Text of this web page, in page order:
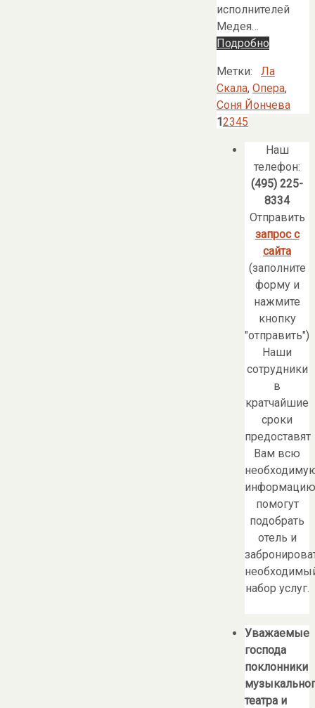
исполнителей
Медея…
Подробно
Метки:
Ла
Скала, Опера,
Соня Йончева
12345
Наш
телефон:
(495) 225-
8334
Отправить
запрос с
сайта
(заполните
форму и
нажмите
кнопку
"отправить")
Наши
сотрудники
в
кратчайшие
сроки
предоставят
Вам всю
помогут
подобрать
отель и
набор услуг.
Уважаемые
господа
поклонники
театра и